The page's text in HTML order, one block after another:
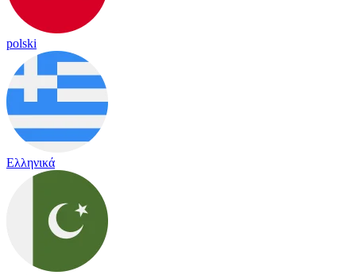
polski
Ελληνικά